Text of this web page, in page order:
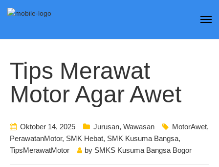
Tips Merawat
Motor Agar Awet
Oktober 14, 2025 Jurusan, Wawasan MotorAwet,
PerawatanMotor, SMK Hebat, SMK Kusuma Bangsa,
TipsMerawatMotor
by SMKS Kusuma Bangsa Bogor